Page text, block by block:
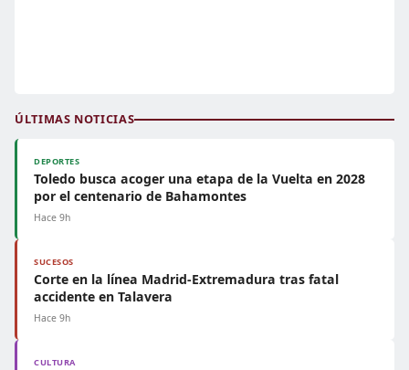
ÚLTIMAS NOTICIAS
DEPORTES
Toledo busca acoger una etapa de la Vuelta en 2028
por el centenario de Bahamontes
Hace 9h
SUCESOS
Corte en la línea Madrid-Extremadura tras fatal
accidente en Talavera
Hace 9h
CULTURA